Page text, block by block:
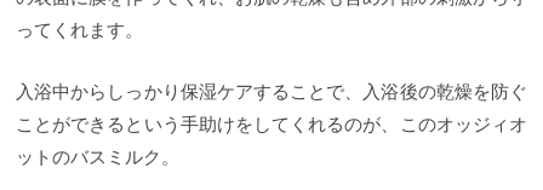
ってくれます。
入浴中からしっかり保湿ケアすることで、入浴後の乾燥を防ぐ
ことができるという手助けをしてくれるのが、このオッジィオ
ットのバスミルク。